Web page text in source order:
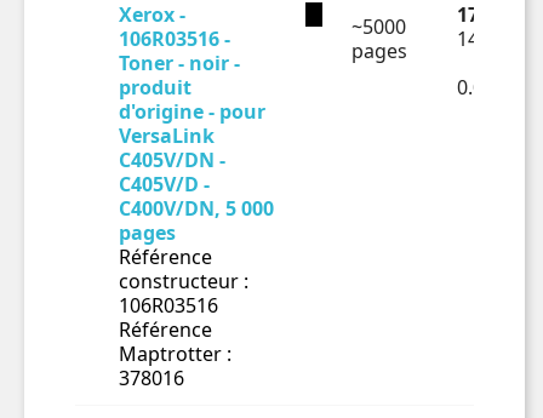
Xerox -
106R03516 -
Toner - noir -
produit
d'origine - pour
VersaLink
C405V/DN -
C405V/D -
C400V/DN, 5 000
pages
Référence
constructeur :
106R03516
Référence
Maptrotter :
378016
~5000
pages
178.13 €
148.44 €